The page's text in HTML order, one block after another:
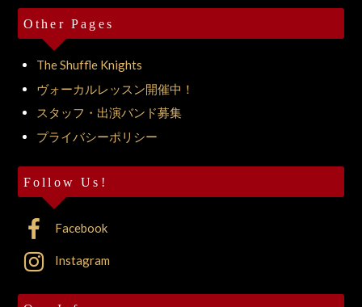
Other Pages
The Shuffle Knights
ヴォーカルレッスン開催中！
スタッフ・出演バンド募集
プライバシーポリシー
Follow Us!
Facebook
Instagram